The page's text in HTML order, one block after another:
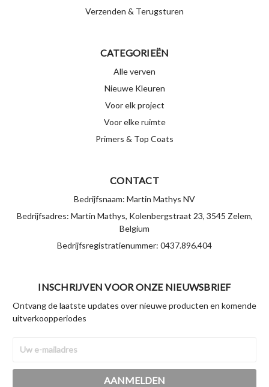
Verzenden & Terugsturen
CATEGORIEËN
Alle verven
Nieuwe Kleuren
Voor elk project
Voor elke ruimte
Primers & Top Coats
CONTACT
Bedrijfsnaam: Martin Mathys NV
Bedrijfsadres: Martin Mathys, Kolenbergstraat 23, 3545 Zelem,
Belgium
Bedrijfsregistratienummer: 0437.896.404
INSCHRIJVEN VOOR ONZE NIEUWSBRIEF
Ontvang de laatste updates over nieuwe producten en komende
uitverkoopperiodes
mailadres